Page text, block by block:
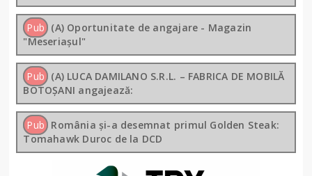
Pub (A) Oportunitate de angajare - Magazin
"Meseriașul"
Pub (A) LUCA DAMILANO S.R.L. – FABRICA DE MOBILĂ
BOTOȘANI angajează:
Pub România și-a desemnat primul Golden Steak:
Tomahawk Duroc de la DCD